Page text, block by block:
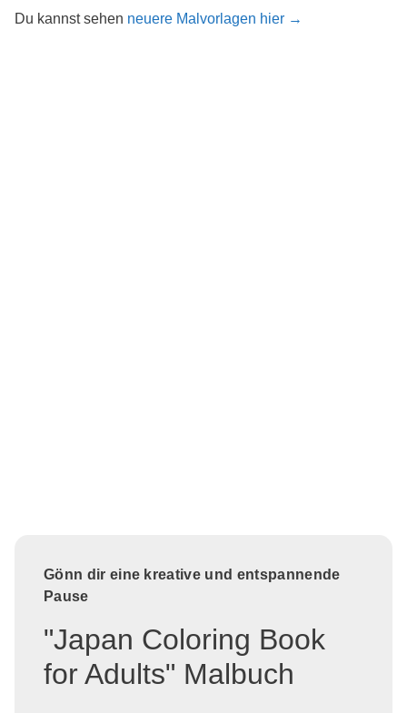
Du kannst sehen neuere Malvorlagen hier →
Gönn dir eine kreative und entspannende
Pause
"Japan Coloring Book
for Adults" Malbuch